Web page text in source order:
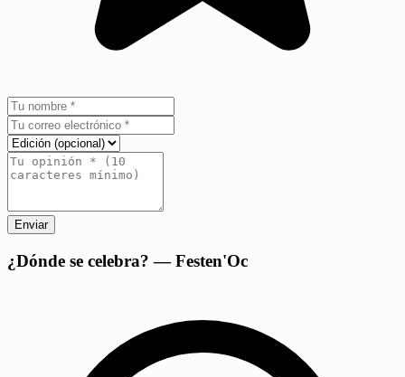
Enviar
¿Dónde se celebra? — Festen'Oc